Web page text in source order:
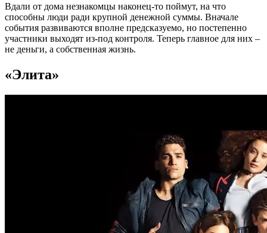
Вдали от дома незнакомцы наконец-то поймут, на что
способны люди ради крупной денежной суммы. Вначале
события развиваются вполне предсказуемо, но постепенно
участники выходят из-под контроля. Теперь главное для них –
не деньги, а собственная жизнь.
«Элита»